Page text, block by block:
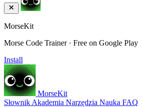
MorseKit
Morse Code Trainer · Free on Google Play
Install
MorseKit
Słownik Akademia Narzędzia Nauka FAQ